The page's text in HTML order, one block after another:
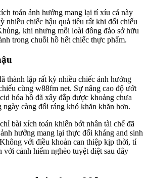
toán ảnh hưởng mang lại tí xíu cá này
nhiều chiếc hậu quả tiêu rất khi đối chiếu
khi nhưng mỗi loài đông đảo sở hữu
trong chuỗi hồ hết chiếc thực phẩm.
thành lập rất kỳ nhiều chiếc ảnh hưởng
cùng w88fm net. Sự nâng cao độ ướt
hóa hồ đã xây đắp được khoảng chưa
ngày càng đổi ráng khó khăn khăn hơn.
bài xích toán khiến bớt nhân tài chế đã
hưởng mang lại thực đối kháng and sinh
với điều khoản can thiệp kịp thời, tí
với cảnh hiểm nghèo tuyệt diệt sau đây